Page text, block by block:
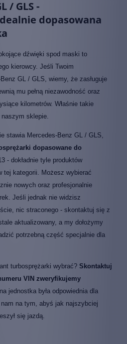
/ GLS -
dopasowana
dźwięki spod maski to
kierowcy. Jeśli Twoim
GL / GLS, wiemy, że zasługuje
mu pełną niezawodność oraz
kilometrów. Właśnie takie
sklepie.
stawia Mercedes-Benz GL / GLS,
dopasowane do
- dokładnie tyle produktów
tej kategorii. Możesz wybierać
nowych oraz profesjonalnie
Jeśli jednak nie widzisz
nic straconego - skontaktuj się z
aktualizowany, a my dołożymy
potrzebną część specjalnie dla
turbosprężarki wybrać? Skontaktuj
VIN zweryfikujemy
jednostka była odpowiednia dla
na tym, abyś jak najszybciej
się jazdą.